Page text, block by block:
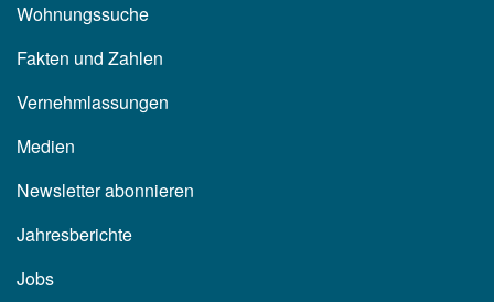
Wohnungssuche
Fakten und Zahlen
Vernehmlassungen
Medien
Newsletter abonnieren
Jahresberichte
Jobs